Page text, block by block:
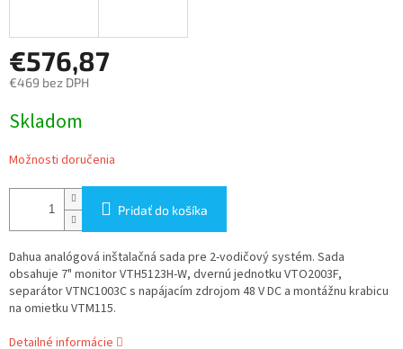
€576,87
€469 bez DPH
cena:
Skladom
Možnosti doručenia
Pridať do košíka
Dahua analógová inštalačná sada pre 2-vodičový systém. Sada
obsahuje 7" monitor VTH5123H-W, dvernú jednotku VTO2003F,
separátor VTNC1003C s napájacím zdrojom 48 V DC a montážnu krabicu
na omietku VTM115.
Detailné informácie